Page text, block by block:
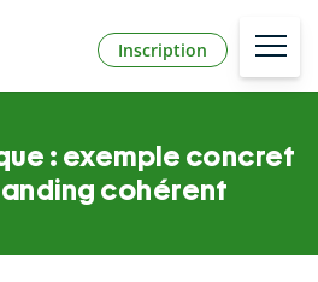
Inscription
: exemple concret
cohérent